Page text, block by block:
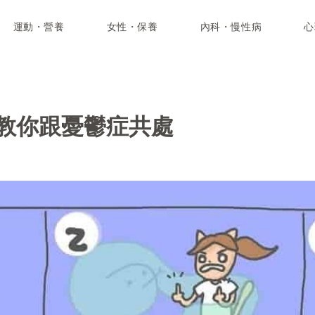
運動・營養 女性・保養 內科・慢性病
你跟憂鬱症共處